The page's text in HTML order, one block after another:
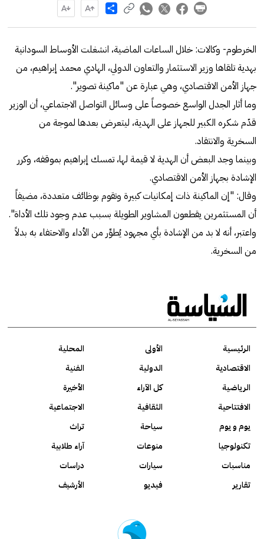
Share
الخرطوم- وكالات: خلال الساعات الماضية، انشغلت الأوساط السودانية
بهدية تلقاها وزير الاستثمار والتعاون الدولي، الهادي محمد إبراهيم، من
جهاز الأمن الاقتصادي، وهي عبارة عن "ماكينة تصوير".
وما أثار الجدل الواسع خصوصاً على وسائل التواصل الاجتماعي، أن الوزير
قدّم شكره الكبير للجهاز على الهدية، ليتعرض بعدها لموجة من
السخرية والانتقاد.
وبينما وجد البعض أن الهدية لا قيمة لها، تمسك إبراهيم بموقفه، وكرر
الإشادة بجهاز الأمن الاقتصادي.
وقال: "إن الماكينة ذات إمكانيات كبيرة وتقوم بوظائف متعددة، مضيفاً
أن المستثمرين يقطعون المشاوير الطويلة بسبب عدم وجود تلك الأداة".
واعتبر، أنه لا بد من الإشادة بأي مجهود يُطوِّر من الأداء والاحتفاء به بدلاً
من السخرية.
الرئيسية الأولى
المحلية
الاقتصادية
الدولية
الفنية
الرياضية
كل الآراء
الأخيرة
الافتتاحية
الثقافية
الاجتماعية
يوم و يوم
سياحة
تراث
تكنولوجيا
منوعات
آراء طلابية
مناسبات
سيارات
دراسات
تقارير
فيديو الأرشيف